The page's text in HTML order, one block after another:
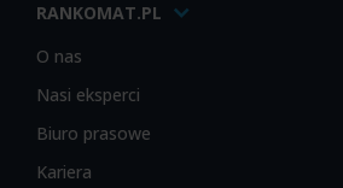
RANKOMAT.PL
O nas
Nasi eksperci
Biuro prasowe
Kariera